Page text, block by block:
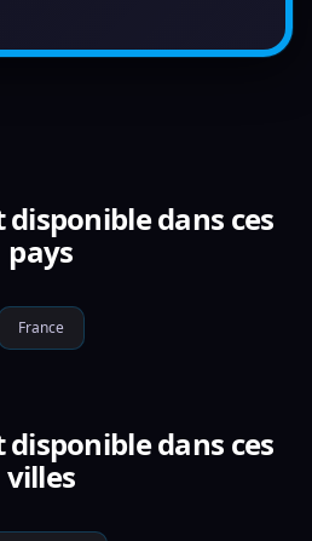
disponible dans ces
pays
France
disponible dans ces
villes